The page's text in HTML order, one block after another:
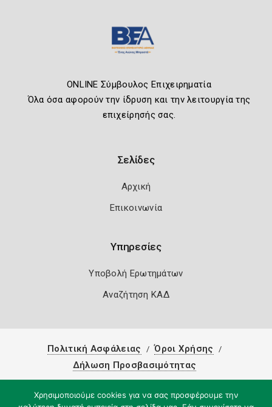
ONLINE Σύμβουλος Επιχειρηματία
Όλα όσα αφορούν την ίδρυση και την λειτουργία της
επιχείρησής σας.
Σελίδες
Αρχική
Επικοινωνία
Υπηρεσίες
Υποβολή Ερωτημάτων
Αναζήτηση ΚΑΔ
Πολιτική Ασφάλειας
Όροι Χρήσης
Δήλωση Προσβασιμότητας
Χρησιμοποιούμε cookies για να σας προσφέρουμε την